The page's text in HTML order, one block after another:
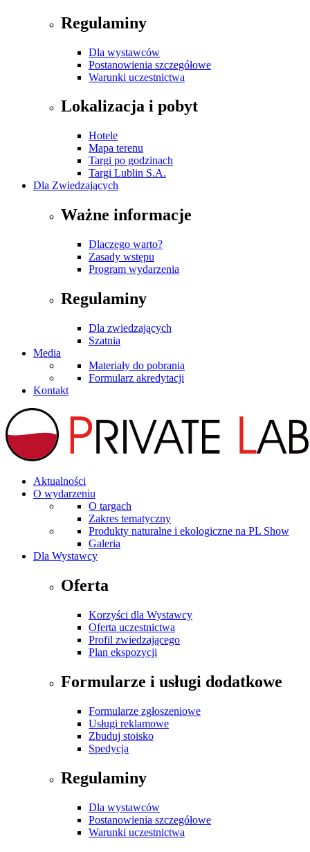
Regulaminy
Dla wystawców
Postanowienia szczegółowe
Warunki uczestnictwa
Lokalizacja i pobyt
Hotele
Mapa terenu
Targi po godzinach
Targi Lublin S.A.
Dla Zwiedzających
Ważne informacje
Dlaczego warto?
Zasady wstępu
Program wydarzenia
Regulaminy
Dla zwiedzających
Szatnia
Media
Materiały do pobrania
Formularz akredytacji
Kontakt
Aktualności
O wydarzeniu
O targach
Zakres tematyczny
Produkty naturalne i ekologiczne na PL Show
Galeria
Dla Wystawcy
Oferta
Korzyści dla Wystawcy
Oferta uczestnictwa
Profil zwiedzającego
Plan ekspozycji
Formularze i usługi dodatkowe
Formularze zgłoszeniowe
Usługi reklamowe
Zbuduj stoisko
Spedycja
Regulaminy
Dla wystawców
Postanowienia szczegółowe
Warunki uczestnictwa